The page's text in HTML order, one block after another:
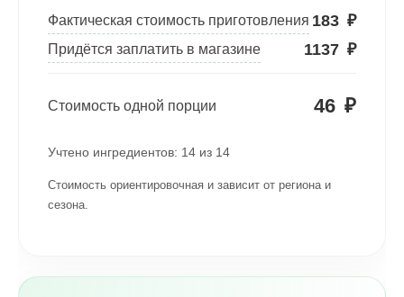
Фактическая стоимость приготовления 183 ₽
Придётся заплатить в магазине 1137 ₽
Стоимость одной порции 46 ₽
Учтено ингредиентов: 14 из 14
Стоимость ориентировочная и зависит от региона и
сезона.